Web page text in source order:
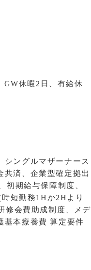
GW休暇2日、有給休
シングルマザーナース
共済、企業型確定拠出
初期給与保障制度、
短勤務1Hか2Hより
修会費助成制度、メデ
基本療養費 算定要件